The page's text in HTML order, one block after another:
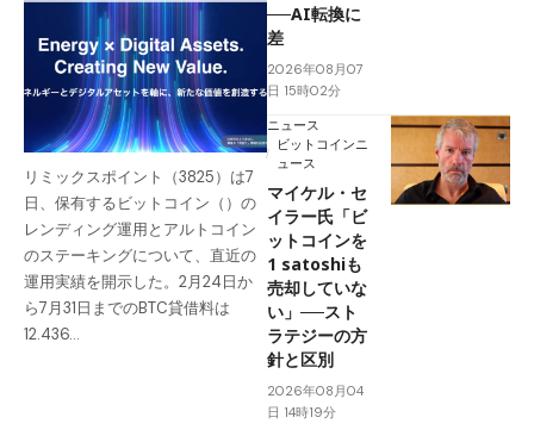
リミックスポイント（3825）は7
日、保有するビットコイン（）の
レンディング運用とアルトコイン
のステーキングについて、直近の
運用実績を開示した。2月24日か
ら7月31日までのBTC貸借料は
12.436…
──AI転換に
差
2026年08月07
日 15時02分
ニュース
ビットコインニ
ュース
マイケル・セ
イラー氏「ビ
ットコインを
1 satoshiも
売却していな
い」──スト
ラテジーの方
針と区別
2026年08月04
日 14時19分